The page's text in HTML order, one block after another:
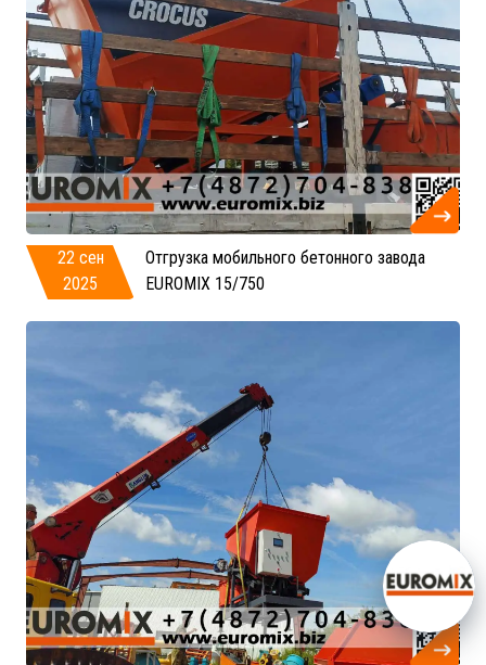
22 сен
2025
Отгрузка мобильного бетонного завода
EUROMIX 15/750